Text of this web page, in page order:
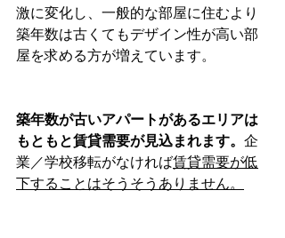
激に変化し、一般的な部屋に住むより
築年数は古くてもデザイン性が高い部
屋を求める方が増えています。
築年数が古いアパートがあるエリアは
もともと賃貸需要が見込まれます。 企
業／学校移転がなければ賃貸需要が低
下することはそうそうありません。